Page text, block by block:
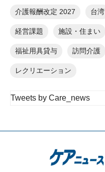
介護報酬改定 2027 台湾
経営課題 施設・住まい
福祉用具貸与 訪問介護
レクリエーション
Tweets by Care_news